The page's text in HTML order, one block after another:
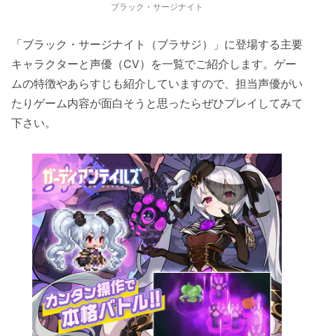
ブラック・サージナイト
「ブラック・サージナイト（ブラサジ）」に登場する主要
キャラクターと声優（CV）を一覧でご紹介します。ゲー
ムの特徴やあらすじも紹介していますので、担当声優がい
たりゲーム内容が面白そうと思ったらぜひプレイしてみて
下さい。